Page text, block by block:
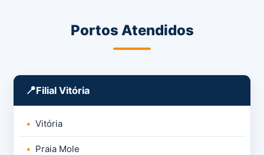
Portos Atendidos
Filial Vitória
Vitória
Praia Mole